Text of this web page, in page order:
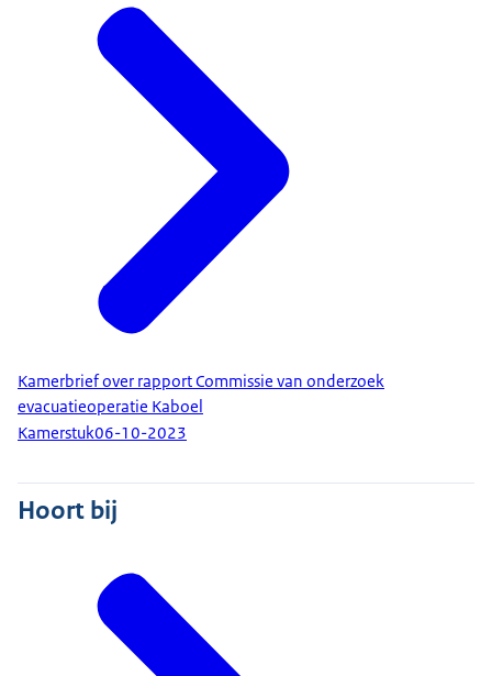
Kamerbrief over rapport Commissie van onderzoek
evacuatieoperatie Kaboel
Kamerstuk06-10-2023
Hoort bij